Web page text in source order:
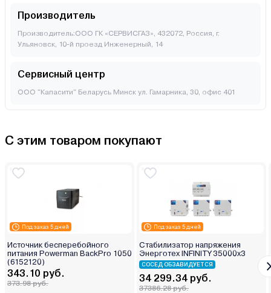
Производитель
Производитель:ООО ГК «СЕРВИСГАЗ», 432072, Россия, г.
Ульяновск, 10-й проезд Инженерный, 14
Сервисный центр
ООО "Капасити" Беларусь Минск ул. Гамарника, 30, офис 401
С этим товаром покупают
Под заказ 5 дней
Источник бесперебойного
питания Powerman BackPro 1050
(6152120)
343.10 руб.
373.98 руб.
Под заказ 5 дней
Стабилизатор напряжения
Энерготех INFINITY 35000х3
СОСЕД ОБЗАВИДУЕТСЯ
34 299.34 руб.
37386.28 руб.